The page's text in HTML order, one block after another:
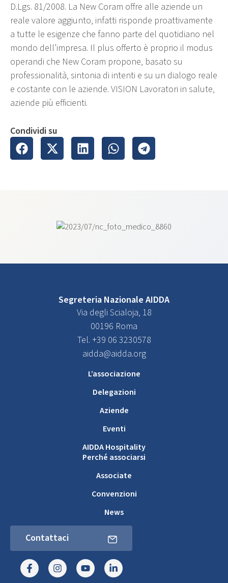
D.Lgs. 81/2008. La New Coram offre alle aziende un
reale valore aggiunto, infatti risponde proattivamente
a tutte le esigenze che fanno parte del quotidiano nel
mondo dell’impresa. Il plus offerto è proprio il modus
operandi che New Coram propone, basato su
professionalità, sintonia di intenti e su un dialogo reale
e costante con le aziende. VISION Lavoratori in salute,
aziende più efficienti.
Condividi su
Segreteria Nazionale AIDDA
Via degli Scialoja, 18
00196 Roma
Tel. +39 06 3230578
aidda@aidda.org
L’associazione
Delegazioni
Aziende
Eventi
AIDDA Hospitality
Perché associarsi
Associate
Convenzioni
News
Contattaci